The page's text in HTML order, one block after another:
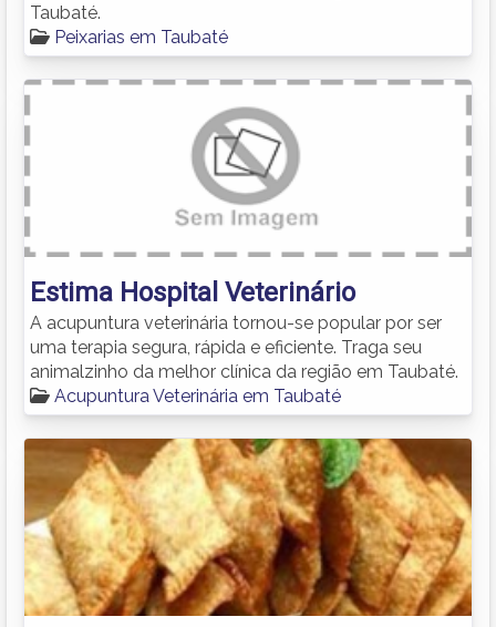
Taubaté.
Peixarias em Taubaté
Estima Hospital Veterinário
A acupuntura veterinária tornou-se popular por ser
uma terapia segura, rápida e eficiente. Traga seu
animalzinho da melhor clínica da região em Taubaté.
Acupuntura Veterinária em Taubaté